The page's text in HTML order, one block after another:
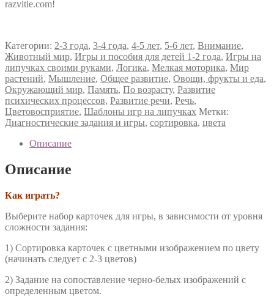
razvitie.com!
Категории: 2-3 года, 3-4 года, 4-5 лет, 5-6 лет, Внимание,
Животный мир, Игры и пособия для детей 1-2 года, Игры на
липучках своими руками, Логика, Мелкая моторика, Мир
растений, Мышление, Общее развитие, Овощи, фрукты и еда,
Окружающий мир, Память, По возрасту, Развитие
психических процессов, Развитие речи, Речь,
Цветовосприятие, Шаблоны игр на липучках Метки:
Диагностические задания и игры, сортировка, цвета
Описание
Описание
Как играть?
Выберите набор карточек для игры, в зависимости от уровня
сложности задания:
1) Сортировка карточек с цветными изображением по цвету
(начинать следует с 2-3 цветов)
2) Задание на сопоставление черно-белых изображений с
определенным цветом.